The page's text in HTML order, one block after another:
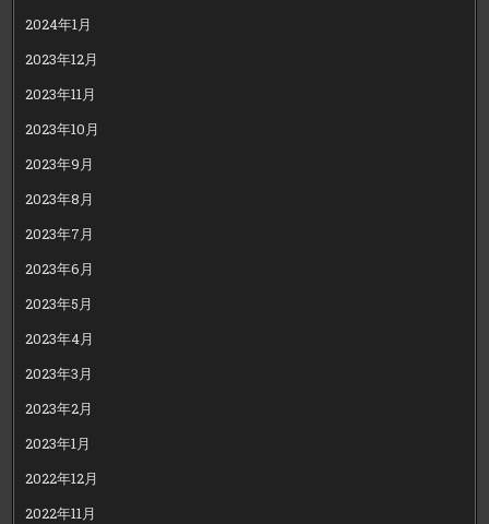
2024年1月
2023年12月
2023年11月
2023年10月
2023年9月
2023年8月
2023年7月
2023年6月
2023年5月
2023年4月
2023年3月
2023年2月
2023年1月
2022年12月
2022年11月